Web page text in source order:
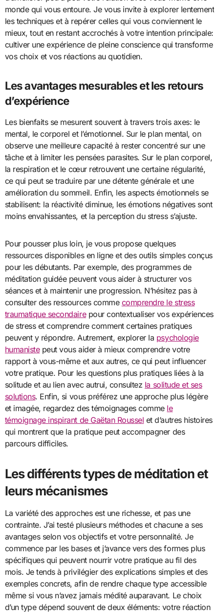
monde qui vous entoure. Je vous invite à explorer lentement
les techniques et à repérer celles qui vous conviennent le
mieux, tout en restant accrochés à votre intention principale:
cultiver une expérience de pleine conscience qui transforme
vos choix et vos réactions au quotidien.
Les avantages mesurables et les retours
d’expérience
Les bienfaits se mesurent souvent à travers trois axes: le
mental, le corporel et l’émotionnel. Sur le plan mental, on
observe une meilleure capacité à rester concentré sur une
tâche et à limiter les pensées parasites. Sur le plan corporel,
la respiration et le cœur retrouvent une certaine régularité,
ce qui peut se traduire par une détente générale et une
amélioration du sommeil. Enfin, les aspects émotionnels se
stabilisent: la réactivité diminue, les émotions négatives sont
moins envahissantes, et la perception du stress s’ajuste.
Pour pousser plus loin, je vous propose quelques
ressources disponibles en ligne et des outils simples conçus
pour les débutants. Par exemple, des programmes de
méditation guidée peuvent vous aider à structurer vos
séances et à maintenir une progression. N’hésitez pas à
consulter des ressources comme comprendre le stress
traumatique secondairepour contextualiser vos expériences
de stress et comprendre comment certaines pratiques
peuvent y répondre. Autrement, explorer la psychologie
humanistepeut vous aider à mieux comprendre votre
rapport à vous-même et aux autres, ce qui peut influencer
votre pratique. Pour les questions plus pratiques liées à la
solitude et au lien avec autrui, consultez la solitude et ses
solutions. Enfin, si vous préférez une approche plus légère
et imagée, regardez des témoignages comme le
témoignage inspirant de Gaëtan Roussel et d’autres histoires
qui montrent que la pratique peut accompagner des
parcours difficiles.
Les différents types de méditation et
leurs mécanismes
La variété des approches est une richesse, et pas une
contrainte. J’ai testé plusieurs méthodes et chacune a ses
avantages selon vos objectifs et votre personnalité. Je
commence par les bases et j’avance vers des formes plus
spécifiques qui peuvent nourrir votre pratique au fil des
mois. Je tends à privilégier des explications simples et des
exemples concrets, afin de rendre chaque type accessible
même si vous n’avez jamais médité auparavant. Le choix
d’un type dépend souvent de deux éléments: votre réaction